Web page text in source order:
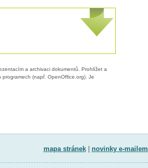
a archivaci dokumentů. Prohlížet a
(např. OpenOffice.org). Je
mapa stránek| novinky e-mailem